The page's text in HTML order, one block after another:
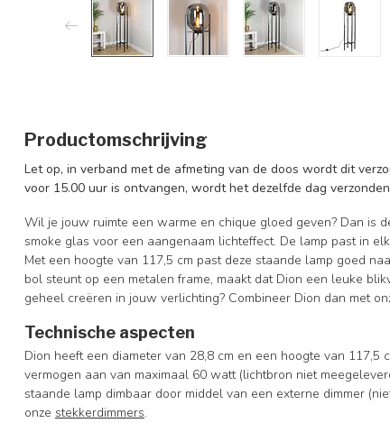
Productomschrijving
Let op, in verband met de afmeting van de doos wordt dit
voor 15.00 uur is ontvangen, wordt het dezelfde dag
Wil je jouw ruimte een warme en chique gloed geven? Dan is
smoke glas voor een aangenaam lichteffect. De lamp past in
Met een hoogte van 117,5 cm past deze staande lamp goed
bol steunt op een metalen frame, maakt dat Dion een leuke
geheel creëren in jouw verlichting? Combineer Dion dan met
Technische aspecten
Dion heeft een diameter van 28,8 cm en een hoogte van 117,5
vermogen aan van maximaal 60 watt (lichtbron niet
staande lamp dimbaar door middel van een externe dimmer
onze stekkerdimmers.